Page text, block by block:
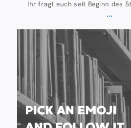
Ihr fragt euch seit Beginn des
...
Juli 20
0